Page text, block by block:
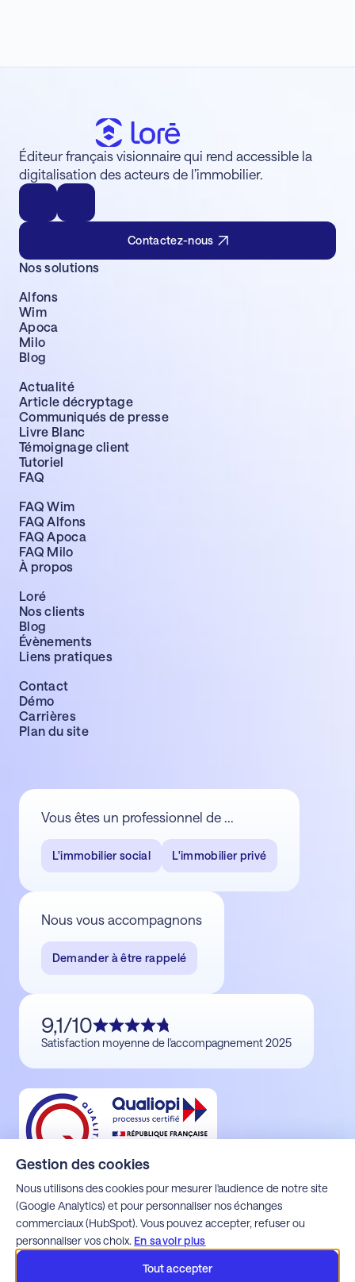
Éditeur français visionnaire qui rend accessible la
digitalisation des acteurs de l’immobilier.
Contactez-nous
Nos solutions
Alfons
Wim
Apoca
Milo
Blog
Actualité
Article décryptage
Communiqués de presse
Livre Blanc
Témoignage client
Tutoriel
FAQ
FAQ Wim
FAQ Alfons
FAQ Apoca
FAQ Milo
À propos
Loré
Nos clients
Blog
Évènements
Liens pratiques
Contact
Démo
Carrières
Plan du site
Vous êtes un professionnel de ...
L'immobilier social L'immobilier privé
Nous vous accompagnons
Demander à être rappelé
9,1/10
Satisfaction moyenne de l'accompagnement 2025
Mentions légales
Politique de confidentialité
Gestion des cookies
Nous utilisons des cookies pour mesurer l'audience de notre site
(Google Analytics) et pour personnaliser nos échanges
commerciaux (HubSpot). Vous pouvez accepter, refuser ou
personnaliser vos choix. En savoir plus
Tout accepter